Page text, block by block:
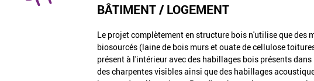
BÂTIMENT / LOGEMENT
Le projet complètement en structure bois n'utilise que des
biosourcés (laine de bois murs et ouate de cellulose
présent à l'intérieur avec des habillages bois présents
des charpentes visibles ainsi que des habillages